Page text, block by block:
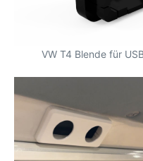
VW T4 Blende für